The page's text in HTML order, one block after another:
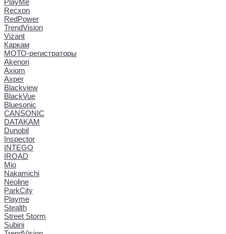
Recxon
RedPower
TrendVision
Vizant
Каркам
МОТО-регистраторы
Akenori
Axiom
Axper
Blackview
BlackVue
Bluesonic
CANSONIC
DATAKAM
Dunobil
Inspector
INTEGO
IROAD
Mio
Nakamichi
Neoline
ParkCity
Playme
Stealth
Street Storm
Subini